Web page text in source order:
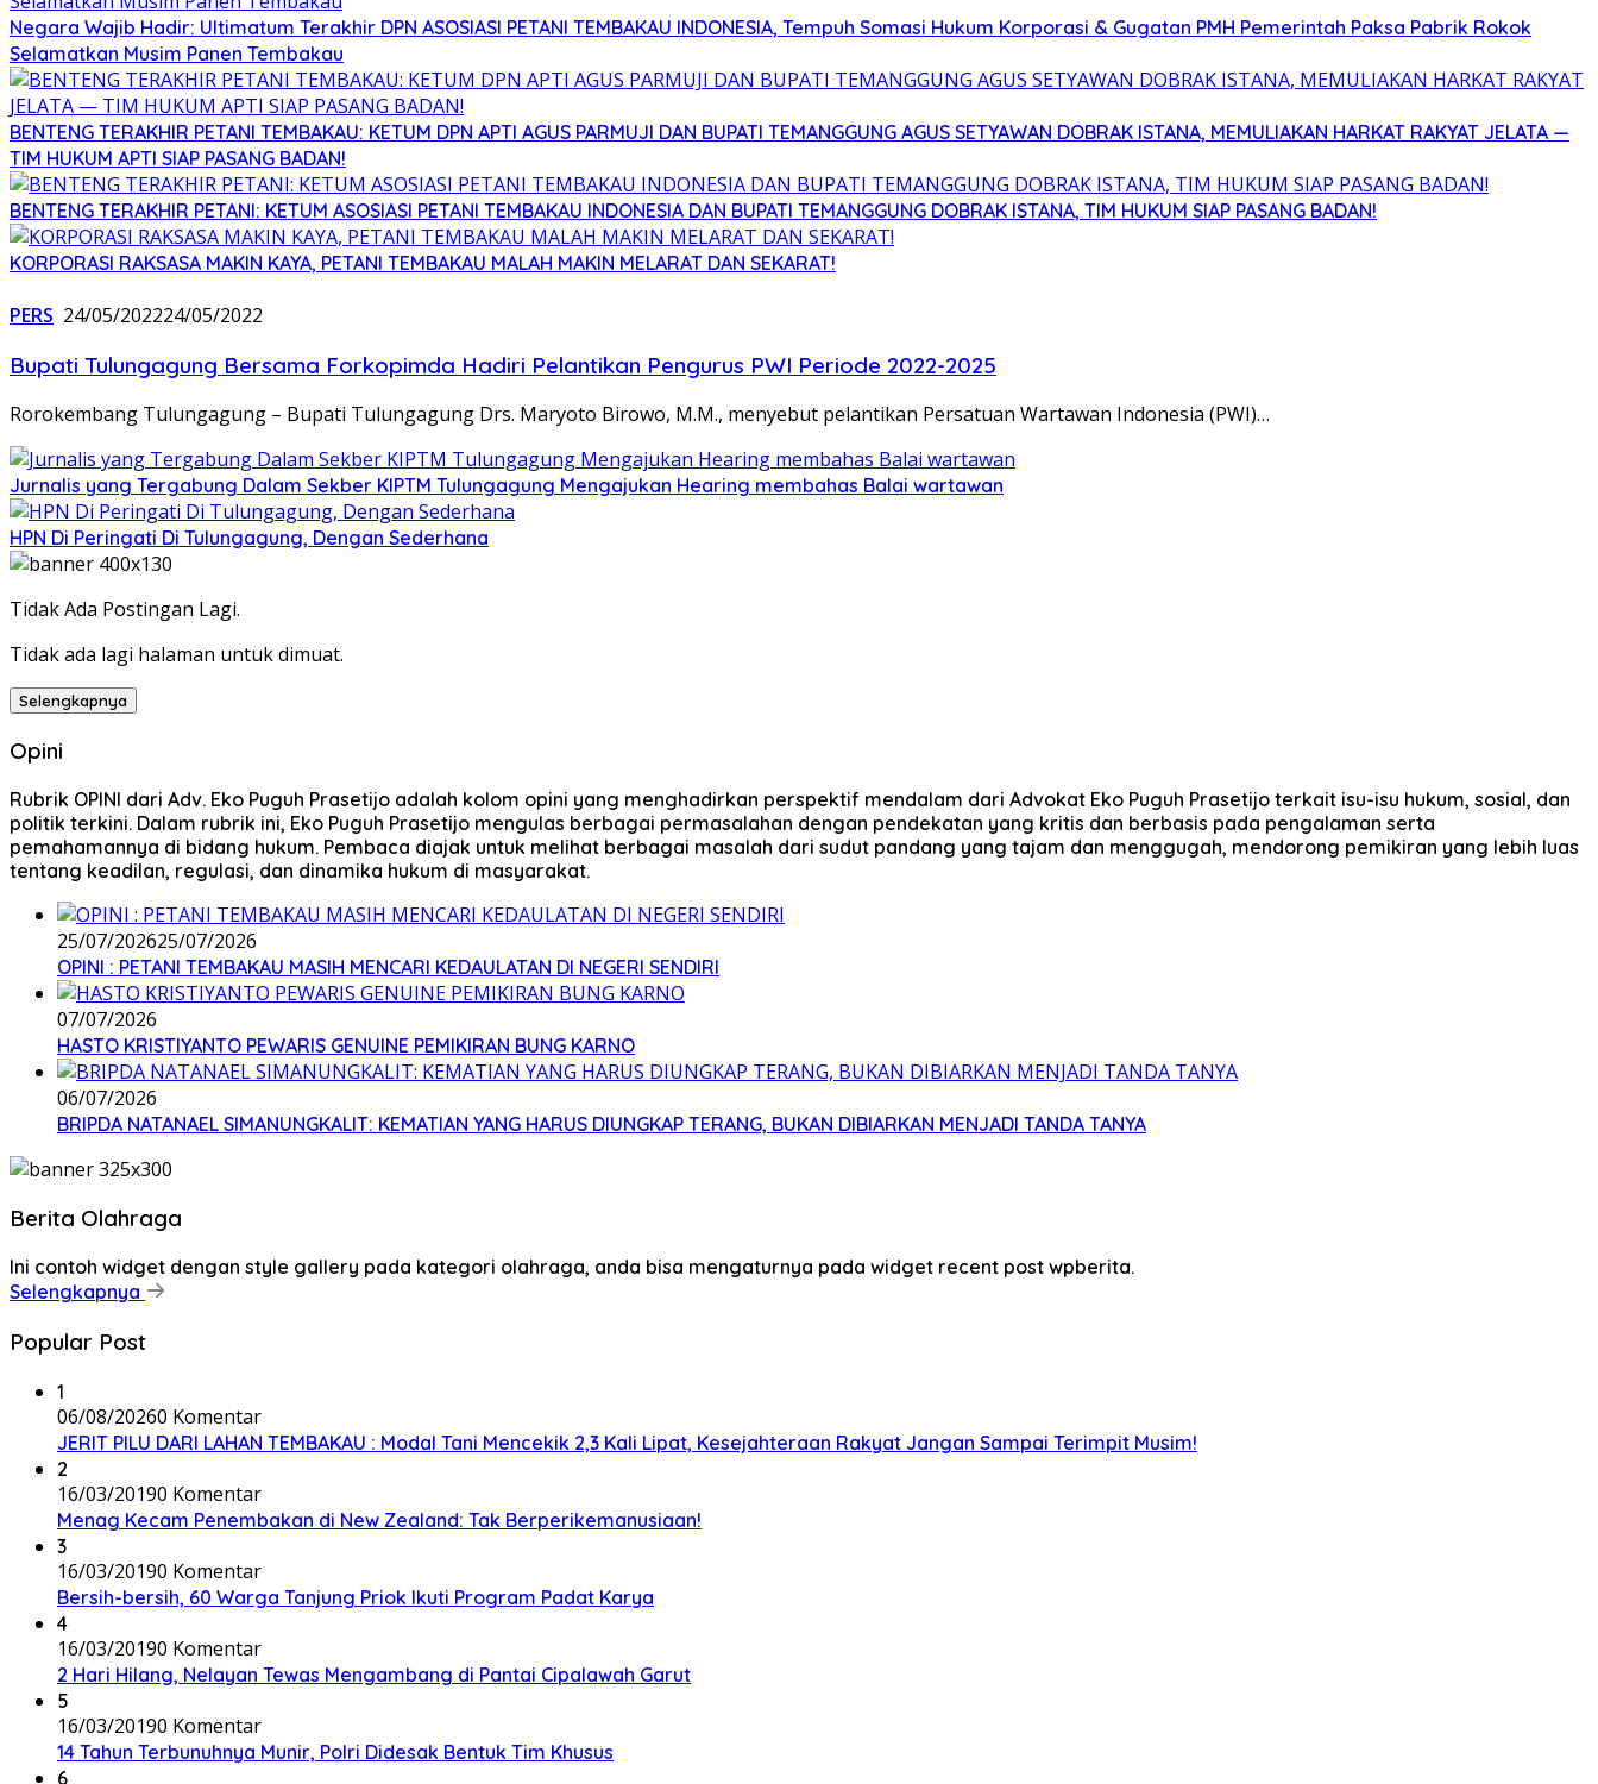
Negara Wajib Hadir: Ultimatum Terakhir DPN ASOSIASI PETANI TEMBAKAU INDONESIA, Tempuh Somasi Hukum Korporasi & Gugatan PMH Pemerintah Paksa Pabrik Rokok
Selamatkan Musim Panen Tembakau
BENTENG TERAKHIR PETANI TEMBAKAU: KETUM DPN APTI AGUS PARMUJI DAN BUPATI TEMANGGUNG AGUS SETYAWAN DOBRAK ISTANA, MEMULIAKAN HARKAT RAKYAT JELATA —
TIM HUKUM APTI SIAP PASANG BADAN!
BENTENG TERAKHIR PETANI: KETUM ASOSIASI PETANI TEMBAKAU INDONESIA DAN BUPATI TEMANGGUNG DOBRAK ISTANA, TIM HUKUM SIAP PASANG BADAN!
KORPORASI RAKSASA MAKIN KAYA, PETANI TEMBAKAU MALAH MAKIN MELARAT DAN SEKARAT!
PERS 24/05/202224/05/2022
Bupati Tulungagung Bersama Forkopimda Hadiri Pelantikan Pengurus PWI Periode 2022-2025
Rorokembang Tulungagung – Bupati Tulungagung Drs. Maryoto Birowo, M.M., menyebut pelantikan Persatuan Wartawan Indonesia (PWI)…
Jurnalis yang Tergabung Dalam Sekber KIPTM Tulungagung Mengajukan Hearing membahas Balai wartawan
HPN Di Peringati Di Tulungagung, Dengan Sederhana
Tidak Ada Postingan Lagi.
Tidak ada lagi halaman untuk dimuat.
Selengkapnya
Opini
Rubrik OPINI dari Adv. Eko Puguh Prasetijo adalah kolom opini yang menghadirkan perspektif mendalam dari Advokat Eko Puguh Prasetijo terkait isu-isu hukum, sosial, dan
politik terkini. Dalam rubrik ini, Eko Puguh Prasetijo mengulas berbagai permasalahan dengan pendekatan yang kritis dan berbasis pada pengalaman serta
pemahamannya di bidang hukum. Pembaca diajak untuk melihat berbagai masalah dari sudut pandang yang tajam dan menggugah, mendorong pemikiran yang lebih luas
tentang keadilan, regulasi, dan dinamika hukum di masyarakat.
25/07/202625/07/2026
OPINI : PETANI TEMBAKAU MASIH MENCARI KEDAULATAN DI NEGERI SENDIRI
07/07/2026
HASTO KRISTIYANTO PEWARIS GENUINE PEMIKIRAN BUNG KARNO
06/07/2026
BRIPDA NATANAEL SIMANUNGKALIT: KEMATIAN YANG HARUS DIUNGKAP TERANG, BUKAN DIBIARKAN MENJADI TANDA TANYA
Berita Olahraga
Ini contoh widget dengan style gallery pada kategori olahraga, anda bisa mengaturnya pada widget recent post wpberita.
Selengkapnya
Popular Post
1
06/08/20260 Komentar
JERIT PILU DARI LAHAN TEMBAKAU ​: Modal Tani Mencekik 2,3 Kali Lipat, Kesejahteraan Rakyat Jangan Sampai Terimpit Musim!
2
16/03/20190 Komentar
Menag Kecam Penembakan di New Zealand: Tak Berperikemanusiaan!
3
16/03/20190 Komentar
Bersih-bersih, 60 Warga Tanjung Priok Ikuti Program Padat Karya
4
16/03/20190 Komentar
2 Hari Hilang, Nelayan Tewas Mengambang di Pantai Cipalawah Garut
5
16/03/20190 Komentar
14 Tahun Terbunuhnya Munir, Polri Didesak Bentuk Tim Khusus
6